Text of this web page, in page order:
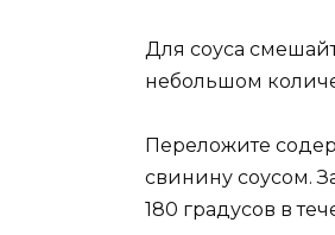
Для соуса
небольшом
Переложите
свинину соусом.
180 градусов в